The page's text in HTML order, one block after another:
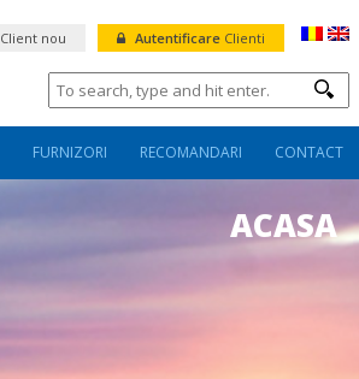
Autentificare Clienti
Client nou
FURNIZORI RECOMANDARI CONTACT
ACASA